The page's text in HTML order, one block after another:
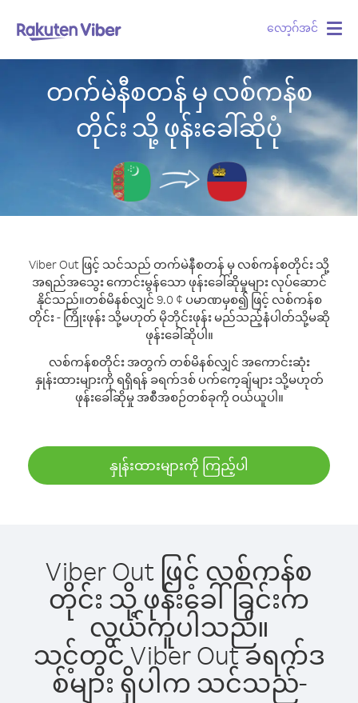
လော့ဂ်အင်
တက်မဲနီစတန် မှ လစ်ကန်စ
တိုင်း သို့ ဖုန်းခေါ်ဆိုပုံ
Viber Out ဖြင့် သင်သည် တက်မဲနီစတန် မှ လစ်ကန်စတိုင်း သို့
အရည်အသွေး ကောင်းမွန်သော ဖုန်းခေါ်ဆိုမှုများ လုပ်ဆောင်
နိုင်သည်။တစ်မိနစ်လျှင် 9.0 ¢ ပမာဏမှစ၍ ဖြင့် လစ်ကန်စ
တိုင်း - ကြိုးဖုန်း သို့မဟုတ် မိုဘိုင်းဖုန်း မည်သည့်နံပါတ်သို့မဆို
ဖုန်းခေါ်ဆိုပါ။
လစ်ကန်စတိုင်း အတွက် တစ်မိနစ်လျှင် အကောင်းဆုံး
နှုန်းထားများကို ရရှိရန် ခရက်ဒစ် ပက်ကေ့ချ်များ သို့မဟုတ်
ဖုန်းခေါ်ဆိုမှု အစီအစဉ်တစ်ခုကို ဝယ်ယူပါ။
နှုန်းထားများကို ကြည့်ပါ
Viber Out ဖြင့် လစ်ကန်စ
တိုင်း သို့ ဖုန်းခေါ်ခြင်းက
လွယ်ကူပါသည်။
သင့်တွင် Viber Out ခရက်ဒ
စ်များ ရှိပါက သင်သည်-